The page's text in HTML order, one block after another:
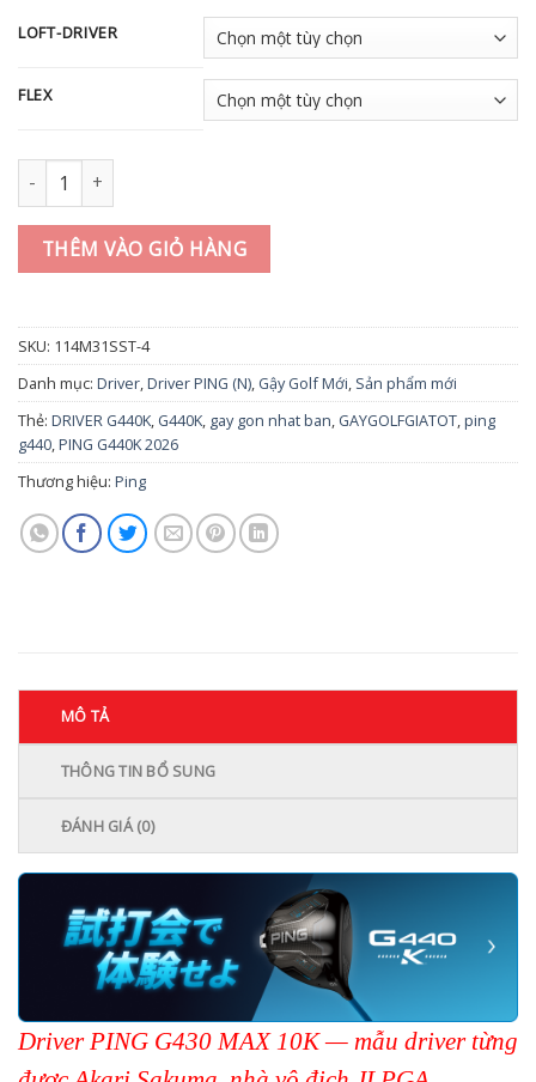
LOFT-DRIVER
FLEX
Gậy Driver PING G440 K (2026) số lượng
THÊM VÀO GIỎ HÀNG
SKU: 114M31SST-4
Danh mục: Driver,Driver PING (N), Gậy Golf Mới, Sản phẩm mới
Thẻ: DRIVER G440K, G440K, gay gon nhat ban, GAYGOLFGIATOT,ping
g440,PING G440K 2026
Thương hiệu: Ping
MÔ TẢ
THÔNG TIN BỔ SUNG
ĐÁNH GIÁ (0)
Driver PING G430 MAX 10K — mẫu driver từng